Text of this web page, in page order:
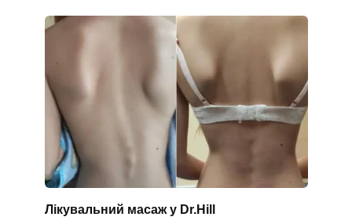
Лікувальний масаж у Dr.Hill